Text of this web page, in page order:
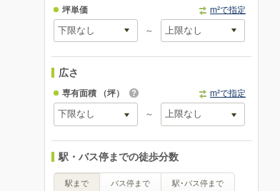
坪単価 m²で指定
～
広さ
専有面積 （坪） m²で指定
～
駅・バス停までの徒歩分数
駅まで バス停まで 駅･バス停まで